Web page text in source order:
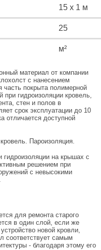
15 х 1 м
25
м²
материал от компании
с нанесением
покрыта полимерной
при гидроизоляции кровель,
стен и полов в
срок эксплуатации до 10
отличается доступной
Пароизоляция.
гидроизоляции на крышах с
решением при
с невысокими
для ремонта старого
в один слой, если же
новой кровли,
соответствует самым
- благодаря этому его